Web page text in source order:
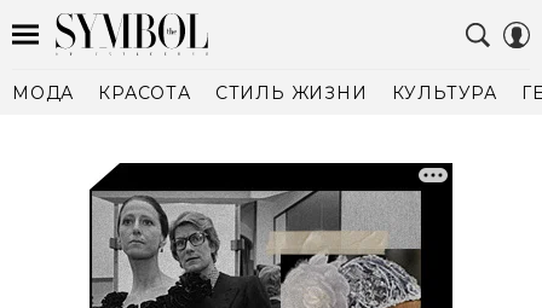
МОДА КРАСОТА СТИЛЬ ЖИЗНИ КУЛЬТУРА